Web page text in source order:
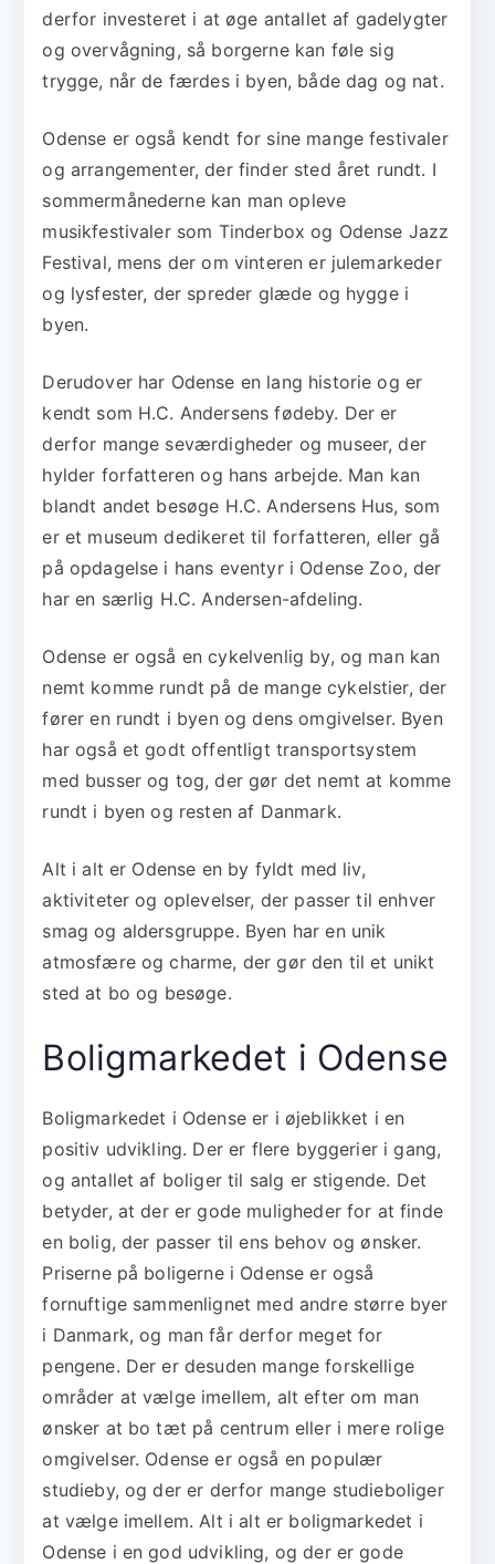
derfor investeret i at øge antallet af gadelygter
og overvågning, så borgerne kan føle sig
trygge, når de færdes i byen, både dag og nat.
Odense er også kendt for sine mange festivaler
og arrangementer, der finder sted året rundt. I
sommermånederne kan man opleve
musikfestivaler som Tinderbox og Odense Jazz
Festival, mens der om vinteren er julemarkeder
og lysfester, der spreder glæde og hygge i
byen.
Derudover har Odense en lang historie og er
kendt som H.C. Andersens fødeby. Der er
derfor mange seværdigheder og museer, der
hylder forfatteren og hans arbejde. Man kan
blandt andet besøge H.C. Andersens Hus, som
er et museum dedikeret til forfatteren, eller gå
på opdagelse i hans eventyr i Odense Zoo, der
har en særlig H.C. Andersen-afdeling.
Odense er også en cykelvenlig by, og man kan
nemt komme rundt på de mange cykelstier, der
fører en rundt i byen og dens omgivelser. Byen
har også et godt offentligt transportsystem
med busser og tog, der gør det nemt at komme
rundt i byen og resten af Danmark.
Alt i alt er Odense en by fyldt med liv,
aktiviteter og oplevelser, der passer til enhver
smag og aldersgruppe. Byen har en unik
atmosfære og charme, der gør den til et unikt
sted at bo og besøge.
Boligmarkedet i Odense
Boligmarkedet i Odense er i øjeblikket i en
positiv udvikling. Der er flere byggerier i gang,
og antallet af boliger til salg er stigende. Det
betyder, at der er gode muligheder for at finde
en bolig, der passer til ens behov og ønsker.
Priserne på boligerne i Odense er også
fornuftige sammenlignet med andre større byer
i Danmark, og man får derfor meget for
pengene. Der er desuden mange forskellige
områder at vælge imellem, alt efter om man
ønsker at bo tæt på centrum eller i mere rolige
omgivelser. Odense er også en populær
studieby, og der er derfor mange studieboliger
at vælge imellem. Alt i alt er boligmarkedet i
Odense i en god udvikling, og der er gode